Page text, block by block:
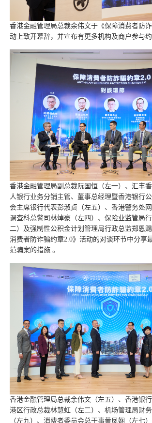
香港金融管理局总裁余伟文于《保障消费者防
动上致开幕辞，并宣布有更多机构及商户参与约
香港金融管理局副总裁阮国恒（左一）、汇丰
人银行业务分销主管、董事总经理暨香港银行
会主席银行代表彭淑贞（左五）、香港警务处
调查科总警司林焯豪（左四）、保险业监管局
二）及强制性公积金计划管理局行政总监郑恩
消费者防诈骗约章2.0》活动的对谈环节中分享
范骗案的措施 。
香港金融管理局总裁余伟文（左五）、香港银
港区行政总裁林慧虹（左二）、机场管理局财
（左九）、消费者委员会总干事黄凤娴（左七